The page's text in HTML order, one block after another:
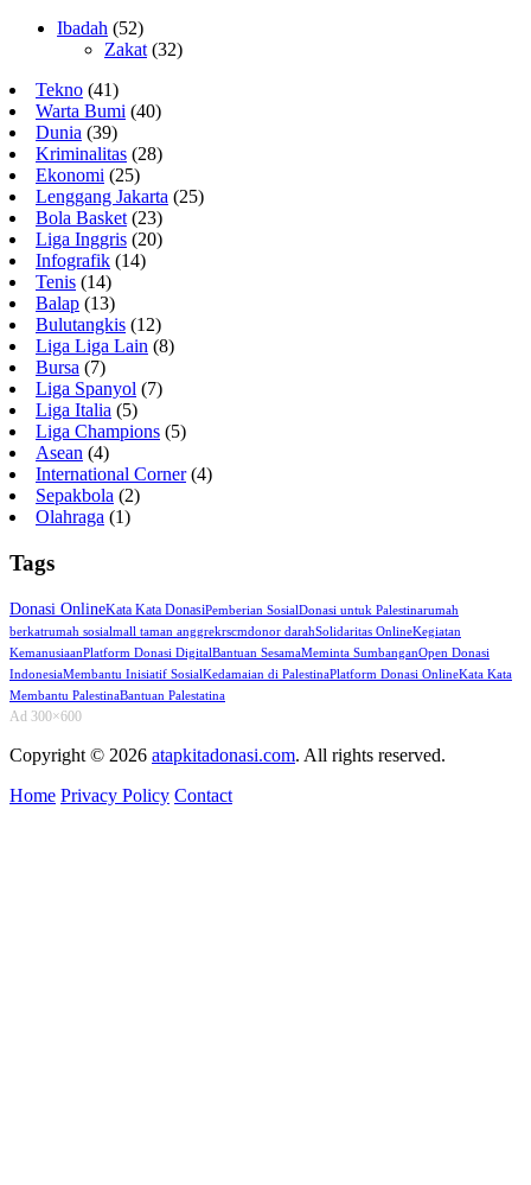
Ibadah (52)
Zakat (32)
Tekno (41)
Warta Bumi (40)
Dunia (39)
Kriminalitas (28)
Ekonomi (25)
Lenggang Jakarta (25)
Bola Basket (23)
Liga Inggris (20)
Infografik (14)
Tenis (14)
Balap (13)
Bulutangkis (12)
Liga Liga Lain (8)
Bursa (7)
Liga Spanyol (7)
Liga Italia (5)
Liga Champions (5)
Asean (4)
International Corner(4)
Sepakbola (2)
Olahraga (1)
Tags
Donasi OnlineKata Kata DonasiPemberian SosialDonasi untuk Palestinarumah
berkatrumah sosialmall taman anggrekrscmdonor darahSolidaritas OnlineKegiatan
KemanusiaanPlatform Donasi DigitalBantuan SesamaMeminta SumbanganOpen Donasi
IndonesiaMembantu Inisiatif SosialKedamaian di PalestinaPlatform Donasi OnlineKata Kata
Membantu PalestinaBantuan Palestatina
Ad 300×600
Copyright © 2026 atapkitadonasi.com. All rights reserved.
Home Privacy Policy Contact